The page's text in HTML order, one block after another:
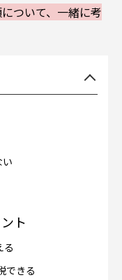
ついて、一緒に考
ト
る
できる